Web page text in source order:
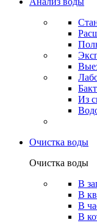
Из
Очистка воды
Очистка воды
В
В
В
В